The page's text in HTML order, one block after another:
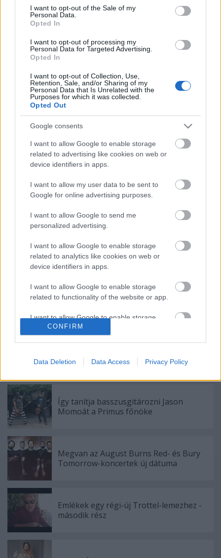
consent section.
I want to opt-out of the Sale of my
Personal Data.
Opted In
I want to opt-out of processing my
Personal Data for Targeted Advertising.
Opted In
I want to opt-out of Collection, Use,
Retention, Sale, and/or Sharing of my
Personal Data that Is Unrelated with the
Purposes for which it was collected.
Opted Out
Google consents
I want to allow Google to enable storage
related to advertising like cookies on web or
device identifiers in apps.
I want to allow my user data to be sent to
Google for online advertising purposes.
I want to allow Google to send me
personalized advertising.
I want to allow Google to enable storage
related to analytics like cookies on web or
device identifiers in apps.
I want to allow Google to enable storage
related to functionality of the website or app.
I want to allow Google to enable storage
related to personalization.
related to security, including authentication
functionality and fraud prevention, and other
user protection.
CONFIRM
Data Deletion Data Access Privacy Policy
sorból, mind megjelenésével, mind zenei-kulturális
tartalmával. A lap idén lenne 25 éves, ez alkalomból
a volt szerkesztőségi tagok több eseményt is
terveznek: ennek első ünnepi etapja, hogy a lap
néhány egykori szerzője podcast-sorozatot indított.
Ez a Wanted podcast hatodik adása, melyet a
következő hetekben újabbak követnek majd.
Bemutatkozó epizódjukban Lovasi Andrással
beszélgettek a zeneipar válságáról, aztán Turán
Eszterrel filmrendezővel tekintették át a Beastie Boys
pályafutását a nemrég bemutatott
dokumentumfilm tükrében, a Black Lives Matter
mozgalom popkulturális vonatkozásait elemezték
Csepelyi Adrienn társaságában, Najmányi Lászlóra
emlékeztek egy rendkívüli Wanted-értekezlet
keretében, Uj Péter és Vályi Gábor
közreműködésével, majd legutóbb Demeter
és a bevezetésre váró zeneipari programról.
Címkék:wanted wanted25
Ajánlott bejegyzések:
Így tanítja basszusgitározni Jason
Momoát a Primus főnöke
Megvan az August Burns Red- és Bury
Tomorrow-koncertek új dátuma
Emlékek egy régi-új Trottel-lemezhez -
második rész